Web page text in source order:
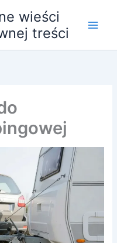
wieści
treści